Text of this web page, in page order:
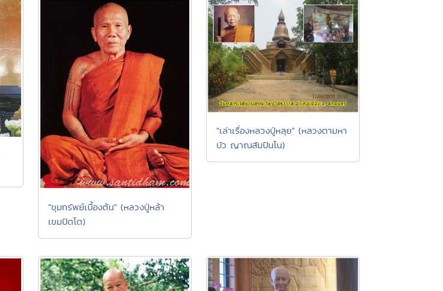
"ขุมทรัพย์เบื้องต้น" (หลวงปู่หล้า
เขมปัตโต)
"เล่าเรื่องหลวงปู่หลุย" (หลวงตามหา
บัว ญาณสัมปันโน)